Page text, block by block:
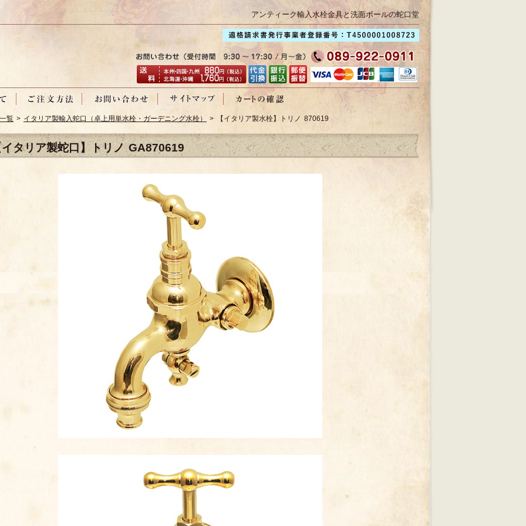
アンティーク輸入水栓金具と洗面ボールの蛇口堂
覧 > イタリア製輸入蛇口（卓上用単水栓・ガーデニング水栓） > 【イタリア製水栓】トリノ 870619
タリア製蛇口】トリノ GA870619